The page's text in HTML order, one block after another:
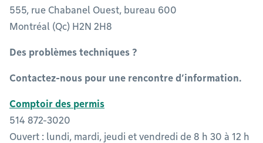
555, rue Chabanel Ouest, bureau 600
Montréal (Qc) H2N 2H8
Des problèmes techniques ?
Contactez-nous pour une rencontre d’information.
Comptoir des permis
514 872-3020
Ouvert : lundi, mardi, jeudi et vendredi de 8 h 30 à 12 h